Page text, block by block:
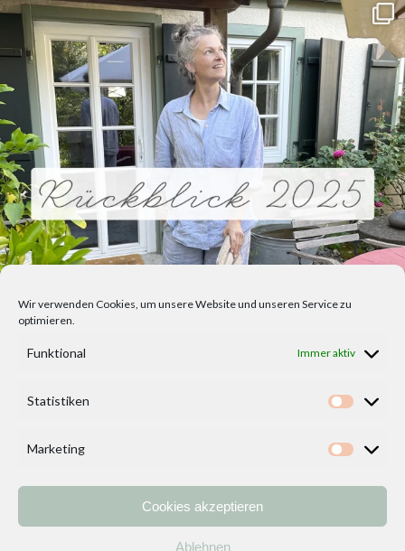
Wir verwenden Cookies, um unsere Website und unseren Service zu
optimieren.
Funktional Immer aktiv
Statistiken
Marketing
Cookies akzeptieren
Ablehnen
Kontakt